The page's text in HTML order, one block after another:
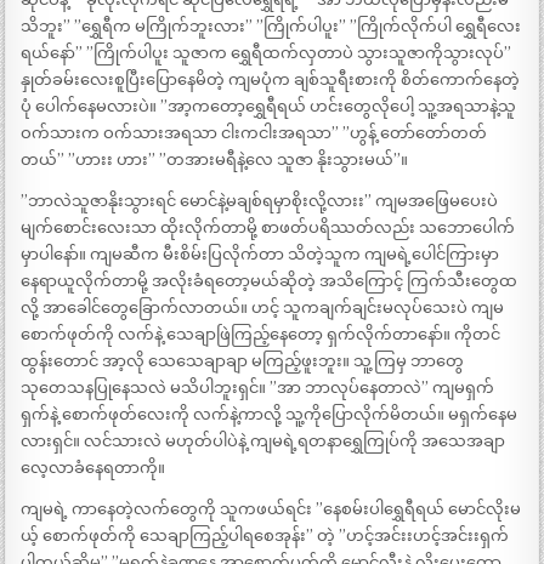
သိဘူး” ”ရွှေရီက မကြိုက်ဘူးလား” ”ကြိုက်ပါပူး” ”ကြိုက်လိုက်ပါ ရွှေရီလေး
ရယ်နော်” ”ကြိုက်ပါပူး သူဇာက ရွှေရီထက်လှတာပဲ သွားသူဇာကိုသွားလုပ်”
နှုတ်ခမ်းလေးစူပြီးပြောနေမိတဲ့ ကျမပုံက ချစ်သူရီးစားကို စိတ်ကောက်နေတဲ့
ပုံ ပေါက်နေမလားပဲ။ ”အာ့ကတော့ရွှေရီရယ် ဟင်းတွေလိုပေါ့ သူ့အရသာနဲ့သူ
ဝက်သားက ဝက်သားအရသာ ငါးကငါးအရသာ” ”ဟွန့် တော်တော်တတ်
တယ်” ”ဟားး ဟား” ”တအားမရီနဲ့လေ သူဇာ နိုးသွားမယ်”။
”ဘာလဲသူဇာနိုးသွားရင် မောင်နဲ့မချစ်ရမှာစိုးလို့လားး” ကျမအဖြေမပေးပဲ
မျက်စောင်းလေးသာ ထိုးလိုက်တာမို့ စာဖတ်ပရိဿတ်လည်း သဘောပေါက်
မှာပါနော်။ ကျမဆီက မီးစိမ်းပြလိုက်တာ သိတဲ့သူက ကျမရဲ့ပေါင်ကြားမှာ
နေရာယူလိုက်တာမို့ အလိုးခံရတော့မယ်ဆိုတဲ့ အသိကြောင့် ကြက်သီးတွေထ
လို့ အာခေါင်တွေခြောက်လာတယ်။ ဟင့် သူကချက်ချင်းမလုပ်သေးပဲ ကျမ
စောက်ဖုတ်ကို လက်နဲ့ သေချာဖြဲကြည့်နေတော့ ရှက်လိုက်တာနော်။ ကိုတင်
ထွန်းတောင် အာ့လို သေသေချာချာ မကြည့်ဖူးဘူး။ သူ့ကြမှ ဘာတွေ
သုတေသနပြုနေသလဲ မသိပါဘူးရှင်။ ”အာ ဘာလုပ်နေတာလဲ” ကျမရှက်
ရှက်နဲ့ စောက်ဖုတ်လေးကို လက်နဲ့ကာလို့ သူ့ကိုပြောလိုက်မိတယ်။ မရှက်နေမ
လားရှင်။ လင်သားလဲ မဟုတ်ပါပဲနဲ့ ကျမရဲ့ရတနာရွှေကြုပ်ကို အသေအချာ
လေ့လာခံနေရတာကို။
ကျမရဲ့ ကာနေတဲ့လက်တွေကို သူကဖယ်ရင်း ”နေစမ်းပါရွှေရီရယ် မောင်လိုးမ
ယ့် စောက်ဖုတ်ကို သေချာကြည့်ပါရစေအုန်း” တဲ့ ”ဟင့်အင်းးဟင့်အင်းးရှက်